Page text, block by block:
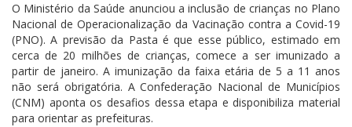
O Ministério da Saúde anunciou a inclusão de crianças no Plano
Nacional de Operacionalização da Vacinação contra a Covid-19
(PNO). A previsão da Pasta é que esse público, estimado em
cerca de 20 milhões de crianças, comece a ser imunizado a
partir de janeiro. A imunização da faixa etária de 5 a 11 anos
não será obrigatória. A Confederação Nacional de Municípios
(CNM) aponta os desafios dessa etapa e disponibiliza material
para orientar as prefeituras.